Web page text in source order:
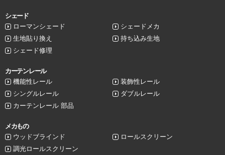
シェード
ローマンシェード
シェードメカ
生地貼り換え
持ち込み生地
シェード修理
カーテンレール
機能性レール
装飾性レール
シングルレール
ダブルレール
カーテンレール 部品
メカもの
ウッドブラインド
ロールスクリーン
調光ロールスクリーン